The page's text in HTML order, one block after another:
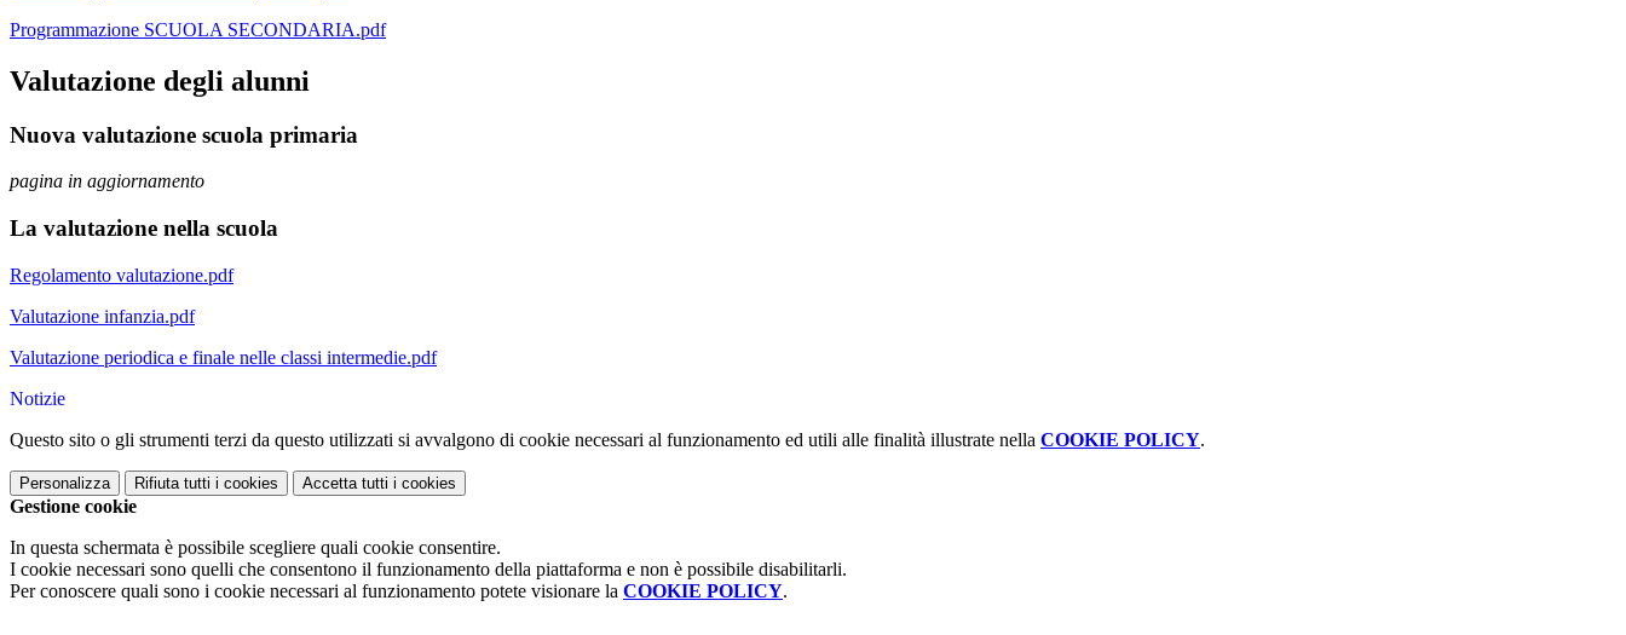
Programmazione SCUOLA SECONDARIA.pdf
Valutazione degli alunni
Nuova valutazione scuola primaria
pagina in aggiornamento
La valutazione nella scuola
Regolamento valutazione.pdf
Valutazione infanzia.pdf
Valutazione periodica e finale nelle classi intermedie.pdf
Notizie
Questo sito o gli strumenti terzi da questo utilizzati si avvalgono di cookie necessari al funzionamento ed utili alle finalità illustrate nella COOKIE POLICY.
Personalizza Rifiuta tutti i cookies Accetta tutti i cookies
Gestione cookie
In questa schermata è possibile scegliere quali cookie consentire.
I cookie necessari sono quelli che consentono il funzionamento della piattaforma e non è possibile disabilitarli.
Per conoscere quali sono i cookie necessari al funzionamento potete visionare la COOKIE POLICY.